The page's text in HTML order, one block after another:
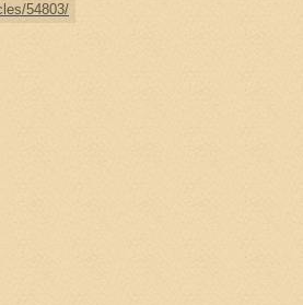
54803/